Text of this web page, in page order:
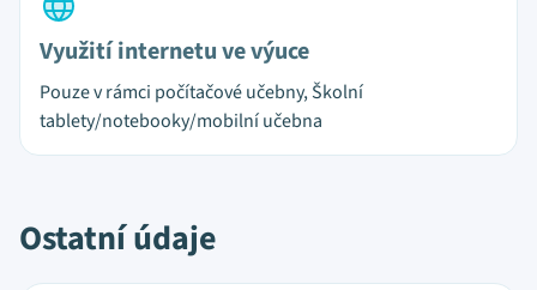
Využití internetu ve výuce
Pouze v rámci počítačové učebny, Školní
tablety/notebooky/mobilní učebna
Ostatní údaje